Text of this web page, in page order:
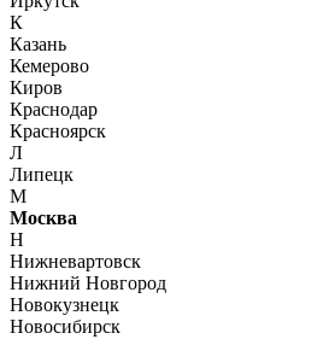
К
Казань
Кемерово
Киров
Краснодар
Красноярск
Л
Липецк
М
Москва
Н
Нижневартовск
Нижний Новгород
Новокузнецк
Новосибирск